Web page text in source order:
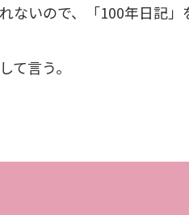
ないので、「100年日記」
言う。